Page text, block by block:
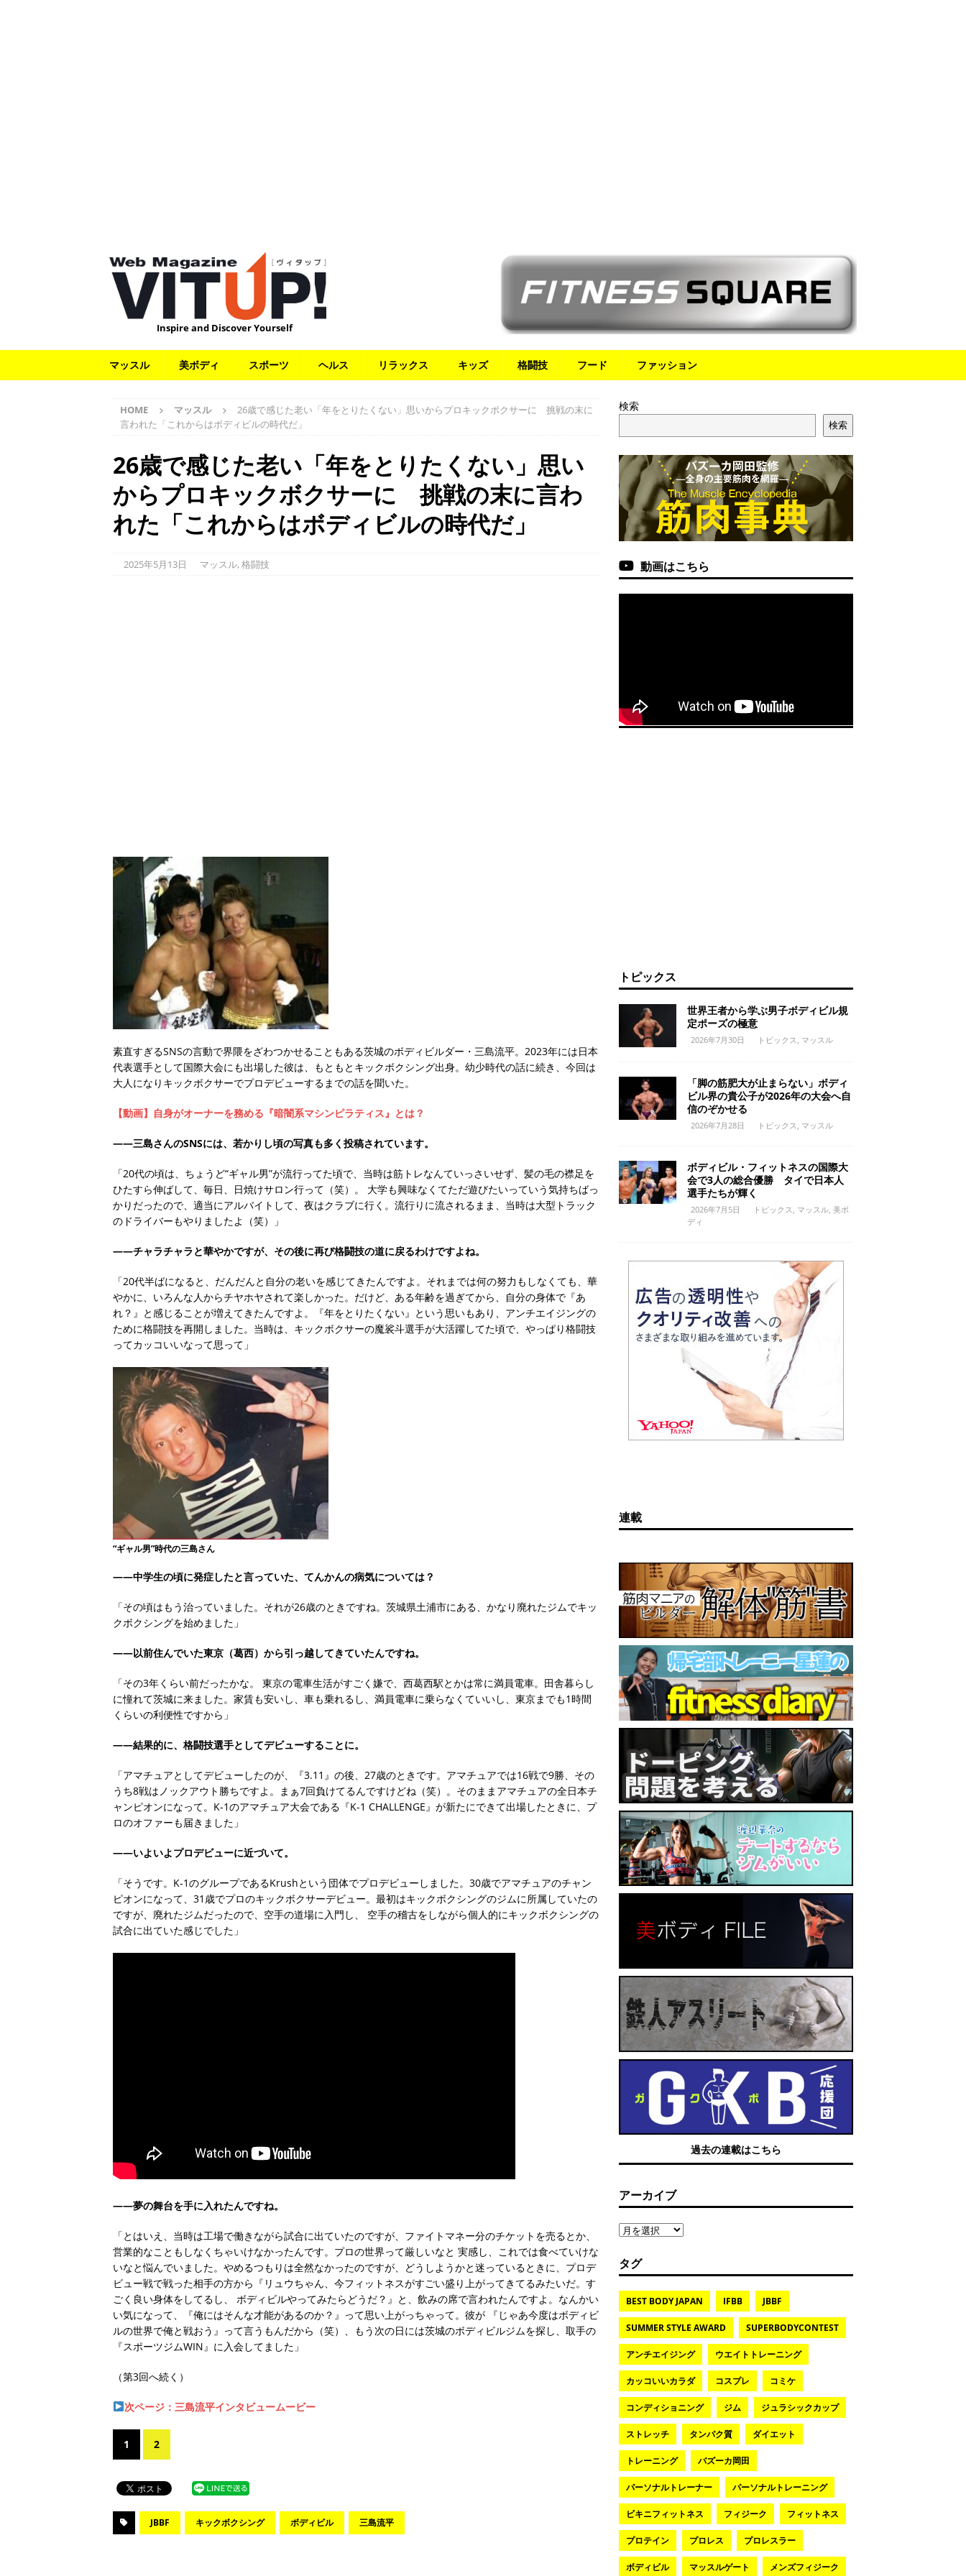
Inspire and Discover Yourself
マッスル 美ボディ スポーツ ヘルス リラックス キッズ 格闘技 フード ファッション
HOME マッスル
26歳で感じた老い「年をとりたくない」思いからプロキックボクサーに 挑戦の末に
言われた「これからはボディビルの時代だ」
26歳で感じた老い「年をとりたくない」思い
からプロキックボクサーに 挑戦の末に言わ
れた「これからはボディビルの時代だ」
2025年5月13日 マッスル, 格闘技
素直すぎるSNSの言動で界隈をざわつかせることもある茨城のボディビルダー・三島流平。2023年には日本
代表選手として国際大会にも出場した彼は、もともとキックボクシング出身。幼少時代の話に続き、今回は
大人になりキックボクサーでプロデビューするまでの話を聞いた。
【動画】自身がオーナーを務める『暗闇系マシンピラティス』とは？
――三島さんのSNSには、若かりし頃の写真も多く投稿されています。
「20代の頃は、ちょうど“ギャル男”が流行ってた頃で、当時は筋トレなんていっさいせず、髪の毛の襟足を
ひたすら伸ばして、毎日、日焼けサロン行って（笑）。 大学も興味なくてただ遊びたいっていう気持ちばっ
かりだったので、適当にアルバイトして、夜はクラブに行く。流行りに流されるまま、当時は大型トラック
のドライバーもやりましたよ（笑）」
――チャラチャラと華やかですが、その後に再び格闘技の道に戻るわけですよね。
「20代半ばになると、だんだんと自分の老いを感じてきたんですよ。それまでは何の努力もしなくても、華
やかに、いろんな人からチヤホヤされて楽しかった。だけど、ある年齢を過ぎてから、自分の身体で『あ
れ？』と感じることが増えてきたんですよ。『年をとりたくない』という思いもあり、アンチエイジングの
ために格闘技を再開しました。当時は、キックボクサーの魔裟斗選手が大活躍してた頃で、やっぱり格闘技
ってカッコいいなって思って」
“ギャル男”時代の三島さん
――中学生の頃に発症したと言っていた、てんかんの病気については？
「その頃はもう治っていました。それが26歳のときですね。茨城県土浦市にある、かなり廃れたジムでキッ
クボクシングを始めました」
――以前住んでいた東京（葛西）から引っ越してきていたんですね。
「その3年くらい前だったかな。 東京の電車生活がすごく嫌で、西葛西駅とかは常に満員電車。田舎暮らし
に憧れて茨城に来ました。家賃も安いし、車も乗れるし、満員電車に乗らなくていいし、東京までも1時間
くらいの利便性ですから」
――結果的に、格闘技選手としてデビューすることに。
「アマチュアとしてデビューしたのが、『3.11』の後、27歳のときです。アマチュアでは16戦で9勝、その
うち8戦はノックアウト勝ちですよ。まぁ7回負けてるんですけどね（笑）。そのままアマチュアの全日本チ
ャンピオンになって。K-1のアマチュア大会である『K-1 CHALLENGE』が新たにできて出場したときに、プ
ロのオファーも届きました」
――いよいよプロデビューに近づいて。
「そうです。K-1のグループであるKrushという団体でプロデビューしました。30歳でアマチュアのチャン
ピオンになって、31歳でプロのキックボクサーデビュー。最初はキックボクシングのジムに所属していたの
ですが、廃れたジムだったので、空手の道場に入門し、 空手の稽古をしながら個人的にキックボクシングの
試合に出ていた感じでした」
――夢の舞台を手に入れたんですね。
「とはいえ、当時は工場で働きながら試合に出ていたのですが、ファイトマネー分のチケットを売るとか、
営業的なこともしなくちゃいけなかったんです。プロの世界って厳しいなと 実感し、これでは食べていけな
いなと悩んでいました。やめるつもりは全然なかったのですが、どうしようかと迷っているときに、プロデ
ビュー戦で戦った相手の方から『リュウちゃん、今フィットネスがすごい盛り上がってきてるみたいだ。す
ごく良い身体をしてるし、 ボディビルやってみたらどうだ？』と、飲みの席で言われたんですよ。なんかい
い気になって、『俺にはそんな才能があるのか？』って思い上がっちゃって。彼が 『じゃあ今度はボディビ
ルの世界で俺と戦おう』って言うもんだから（笑）、もう次の日には茨城のボディビルジムを探し、取手の
『スポーツジムWIN』に入会してました」
（第3回へ続く）
次ページ：三島流平インタビュームービー
1 2
JBBF キックボクシング ボディビル 三島流平
検索
検索
動画はこちら
トピックス
世界王者から学ぶ男子ボディビル規
定ポーズの極意
2026年7月30日 トピックス マッスル
「脚の筋肥大が止まらない」ボディ
ビル界の貴公子が2026年の大会へ自
信のぞかせる
2026年7月28日 トピックス マッスル
ボディビル・フィットネスの国際大
会で3人の総合優勝 タイで日本人
選手たちが輝く
2026年7月5日 トピックス マッスル, 美ボ
ディ
連載
過去の連載はこちら
アーカイブ
タグ
BEST BODY JAPAN IFBB JBBF
SUMMER STYLE AWARD SUPERBODYCONTEST
アンチエイジング ウエイトトレーニング
カッコいいカラダ コスプレ コミケ
コンディショニング ジム ジュラシックカップ
ストレッチ タンパク質 ダイエット
トレーニング バズーカ岡田
パーソナルトレーナー パーソナルトレーニング
ビキニフィットネス フィジーク フィットネス
プロテイン プロレス プロレスラー
ボディビル マッスルゲート メンズフィジーク